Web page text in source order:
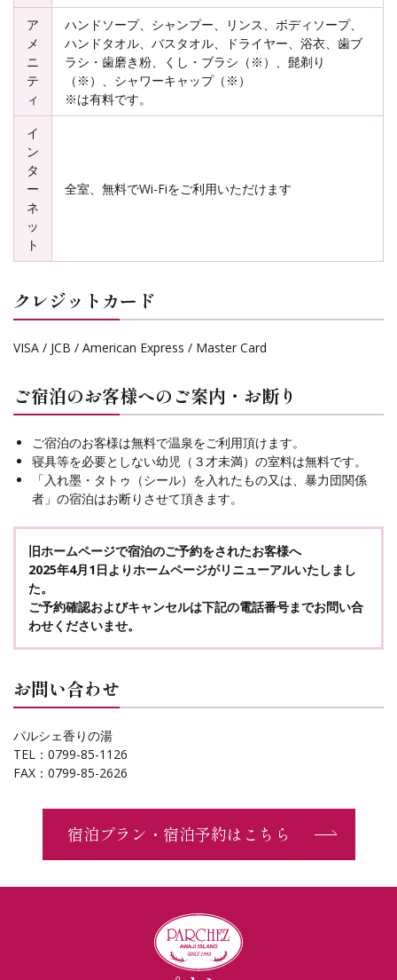
ア
メ
ニ
テ
ィ
ハンドソープ、シャンプー、リンス、ボディソープ、
ハンドタオル、バスタオル、ドライヤー、浴衣、歯ブ
ラシ・歯磨き粉、くし・ブラシ（※）、髭剃り
（※）、シャワーキャップ（※）
※は有料です。
イ
ン
タ
ー
ネ
ッ
ト
全室、無料でWi-Fiをご利用いただけます
クレジットカード
VISA / JCB / American Express / Master Card
ご宿泊のお客様へのご案内・お断り
ご宿泊のお客様は無料で温泉をご利用頂けます。
寝具等を必要としない幼児（３才未満）の室料は無料です。
「入れ墨・タトゥ（シール）を入れたもの又は、暴力団関係
者」の宿泊はお断りさせて頂きます。
旧ホームページで宿泊のご予約をされたお客様へ
2025年4月1日よりホームページがリニューアルいたしまし
た。
ご予約確認およびキャンセルは下記の電話番号までお問い合
わせくださいませ。
お問い合わせ
パルシェ香りの湯
TEL：0799-85-1126
FAX：0799-85-2626
宿泊プラン・宿泊予約はこちら